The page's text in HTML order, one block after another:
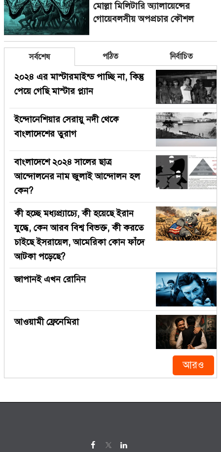
মোল্লা মিলিটারি অ্যালায়েন্সের
গোয়েবলসীয় অপপ্রচার কৌশল
সর্বশেষ পঠিত নির্বাচিত
২০২৪ এর মাস্টারমাইন্ড পাচ্ছি না, কিন্তু
পেয়ে গেছি মাস্টার প্ল্যান
ইন্দোনেশিয়ার সেরায়ু নদী থেকে
বাংলাদেশের তুরাগ
বাংলাদেশে ২০২৪ সালের ছাত্র
আন্দোলনের নাম জুলাই আন্দোলন হল
কেন?
কী হচ্ছে মধ্যপ্র্যাচ্যে, কী হয়েছে ইরান
যুদ্ধে, কেন আরব বিশ্ব বিভক্ত, কী করতে
চাইছে ইসরায়েল, আমেরিকা কোন ফাঁদে
আটকা পড়েছে?
জাপানই এখন রোনিন
আওয়ামী ফ্রেনেমিরা
আরও